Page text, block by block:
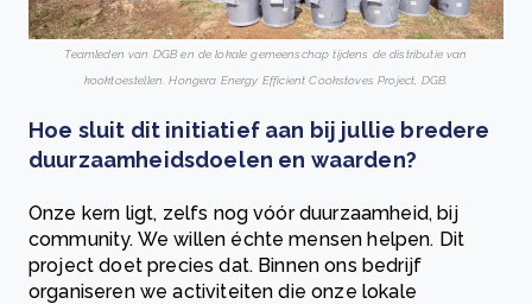
Teamleden van DGB en de lokale gemeenschap tijdens de distributie van
kooktoestellen. Hongera Energy Efficient Cookstoves Project, DGB.
Hoe sluit dit initiatief aan bij jullie bredere
duurzaamheidsdoelen en waarden?
Onze kern ligt, zelfs nog vóór duurzaamheid, bij
community. We willen échte mensen helpen. Dit
project doet precies dat. Binnen ons bedrijf
organiseren we activiteiten die onze lokale